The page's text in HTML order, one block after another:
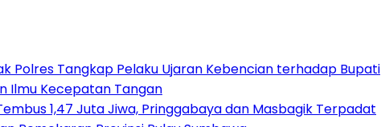
Polres Tangkap Pelaku Ujaran Kebencian terhadap Bupati
Ilmu Kecepatan Tangan
1,47 Juta Jiwa, Pringgabaya dan Masbagik Terpadat